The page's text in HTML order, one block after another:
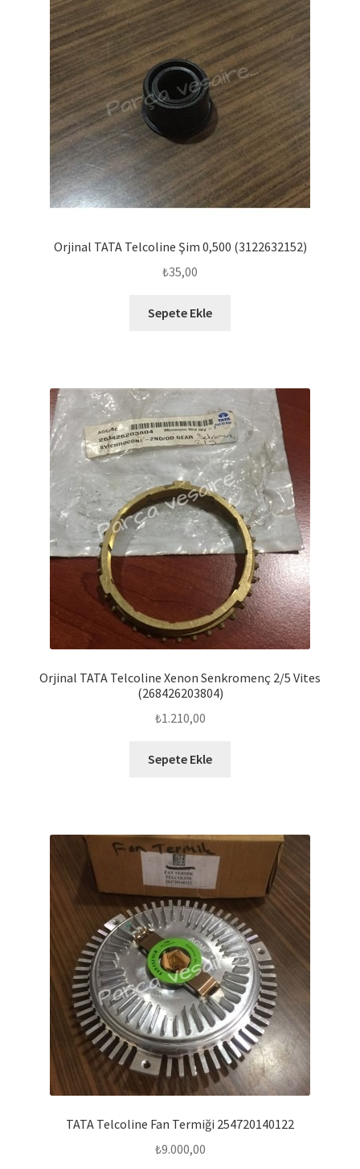
Orjinal TATA Telcoline Şim 0,500 (3122632152)
₺35,00
Sepete Ekle
Orjinal TATA Telcoline Xenon Senkromenç 2/5 Vites
(268426203804)
₺1.210,00
Sepete Ekle
TATA Telcoline Fan Termiği 254720140122
₺9.000,00